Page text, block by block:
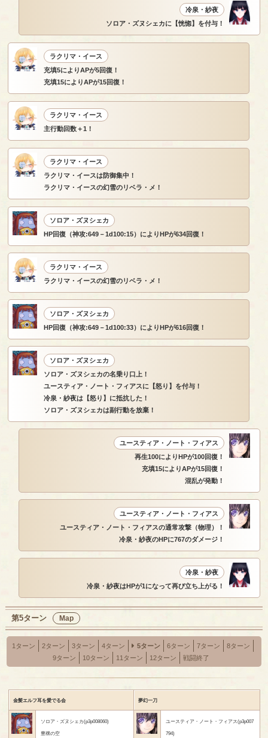
冷泉・紗夜
ソロア・ズヌシェカに【恍惚】を付与！
ラクリマ・イース
充填5によりAPが5回復！
充填15によりAPが15回復！
ラクリマ・イース
主行動回数＋1！
ラクリマ・イース
ラクリマ・イースは防御集中！
ラクリマ・イースの幻雪のリベラ・メ！
ソロア・ズヌシェカ
HP回復（神攻:649－1d100:15）によりHPが634回復！
ラクリマ・イース
ラクリマ・イースの幻雪のリベラ・メ！
ソロア・ズヌシェカ
HP回復（神攻:649－1d100:33）によりHPが616回復！
ソロア・ズヌシェカ
ソロア・ズヌシェカの名乗り口上！
ユースティア・ノート・フィアスに【怒り】を付与！
冷泉・紗夜は【怒り】に抵抗した！
ソロア・ズヌシェカは副行動を放棄！
ユースティア・ノート・フィアス
再生100によりHPが100回復！
充填15によりAPが15回復！
混乱が発動！
ユースティア・ノート・フィアス
ユースティア・ノート・フィアスの通常攻撃（物理）！
冷泉・紗夜のHPに767のダメージ！
冷泉・紗夜
冷泉・紗夜はHPが1になって再び立ち上がる！
第5ターン Map
1ターン 2ターン 3ターン 4ターン 5ターン 6ターン 7ターン
8ターン
9ターン
10ターン 11ターン 12ターン 戦闘終了
金髪エルフ耳を愛でる会 夢幻一刀
ソロア・ズヌシェカ(p3p008060)
豊穣の空
ユースティア・ノート・フィアス(p3p007
794)